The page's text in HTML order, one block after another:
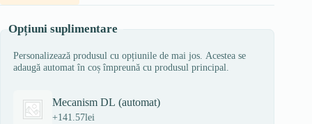
Opțiuni suplimentare
Personalizează produsul cu opțiunile de mai jos. Acestea se
adaugă automat în coș împreună cu produsul principal.
Mecanism DL (automat)
+141.57lei